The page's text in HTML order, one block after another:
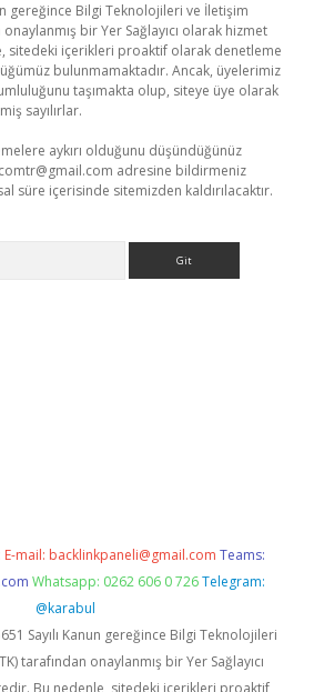
gereğince Bilgi Teknolojileri ve İletişim
bir Yer Sağlayıcı olarak hizmet
sitedeki içerikleri proaktif olarak denetleme
bulunmamaktadır. Ancak, üyelerimiz
taşımakta olup, siteye üye olarak
sayılırlar.
aykırı olduğunu düşündüğünüz
adresine bildirmeniz
süre içerisinde sitemizden kaldırılacaktır.
E-mail: backlinkpaneli@gmail.com Teams:
Whatsapp: 0262 606 0 726 Telegram:
@karabul
Sayılı Kanun gereğince Bilgi Teknolojileri
tarafından onaylanmış bir Yer Sağlayıcı
Bu nedenle, sitedeki içerikleri proaktif